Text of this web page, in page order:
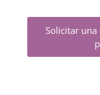
Solicitar